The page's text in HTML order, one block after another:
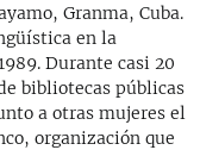
Granma, Cuba.
en la
Durante casi 20
bibliotecas públicas
a otras mujeres el
organización que